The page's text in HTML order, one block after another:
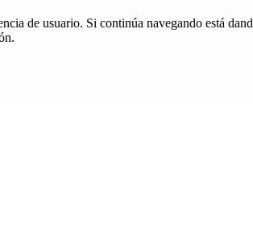
de usuario. Si continúa navegando está